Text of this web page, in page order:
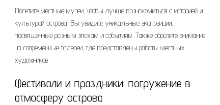
Посетите местные музеи, чтобы лучше познакомиться с историей и
культурой острова. Вы увидите уникальные экспозиции,
посвященные разным эпохам и событиям. Также обратите внимание
на современные галереи, где представлены работы местных
художников.
Фестивали и праздники: погружение в
атмосферу острова